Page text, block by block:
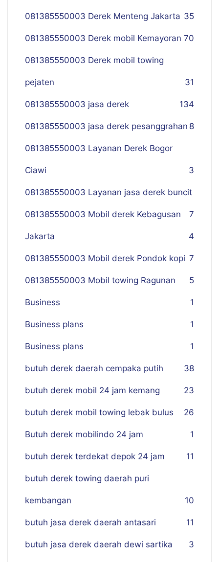
081385550003 Derek Menteng Jakarta 35
081385550003 Derek mobil Kemayoran 70
081385550003 Derek mobil towing
pejaten 31
081385550003 jasa derek 134
081385550003 jasa derek pesanggrahan 8
081385550003 Layanan Derek Bogor
Ciawi 3
081385550003 Layanan jasa derek buncit
7
081385550003 Mobil derek Kebagusan
Jakarta 4
081385550003 Mobil derek Pondok kopi 7
081385550003 Mobil towing Ragunan 5
Business 1
Business plans 1
Business plans 1
butuh derek daerah cempaka putih 38
butuh derek mobil 24 jam kemang 23
butuh derek mobil towing lebak bulus 26
Butuh derek mobilindo 24 jam 1
butuh derek terdekat depok 24 jam 11
butuh derek towing daerah puri
kembangan 10
butuh jasa derek daerah antasari 11
butuh jasa derek daerah dewi sartika 3